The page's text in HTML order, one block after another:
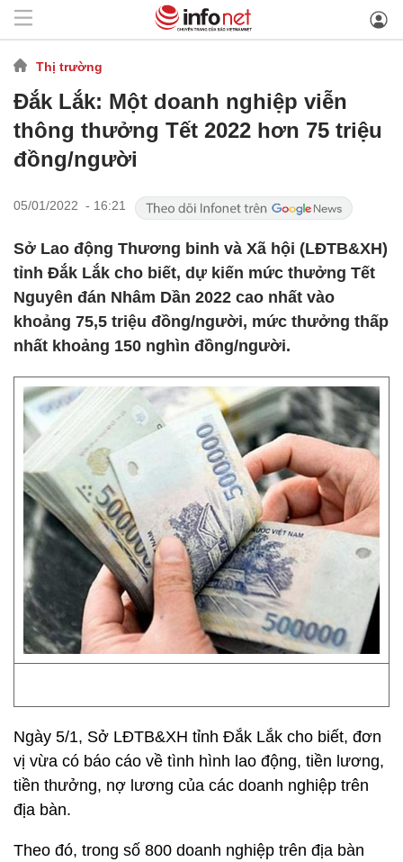
Thị trường
Đắk Lắk: Một doanh nghiệp viễn
thông thưởng Tết 2022 hơn 75 triệu
đồng/người
05/01/2022 - 16:21
Sở Lao động Thương binh và Xã hội (LĐTB&XH)
tỉnh Đắk Lắk cho biết, dự kiến mức thưởng Tết
Nguyên đán Nhâm Dần 2022 cao nhất vào
khoảng 75,5 triệu đồng/người, mức thưởng thấp
nhất khoảng 150 nghìn đồng/người.
Ngày 5/1, Sở LĐTB&XH tỉnh Đắk Lắk cho biết, đơn
vị vừa có báo cáo về tình hình lao động, tiền lương,
tiền thưởng, nợ lương của các doanh nghiệp trên
địa bàn.
Theo đó, trong số 800 doanh nghiệp trên địa bàn